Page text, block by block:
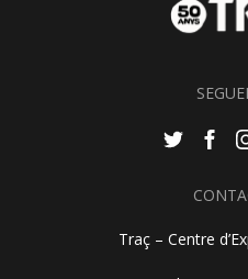
Traç – Centre